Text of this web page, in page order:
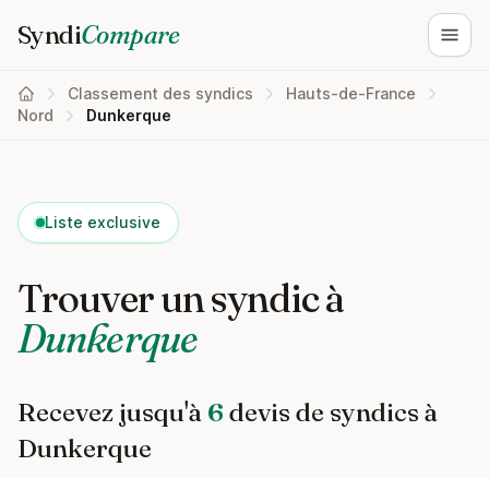
SyndiCompare
Classement des syndics
Hauts-de-France
Nord
Dunkerque
Liste exclusive
Trouver un syndic à
Dunkerque
Recevez jusqu'à 6 devis de syndics à
Dunkerque